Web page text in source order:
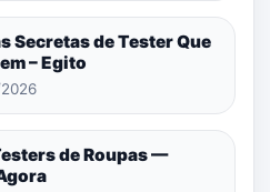
Secretas de Tester Que
– Egito
de Roupas —